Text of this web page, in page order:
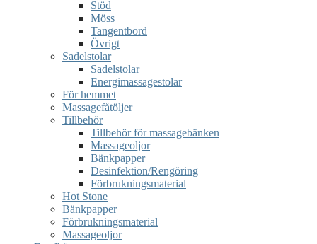
Stöd
Möss
Tangentbord
Övrigt
Sadelstolar
Sadelstolar
Energimassagestolar
För hemmet
Massagefåtöljer
Tillbehör
Tillbehör för massagebänken
Massageoljor
Bänkpapper
Desinfektion/Rengöring
Förbrukningsmaterial
Hot Stone
Bänkpapper
Förbrukningsmaterial
Massageoljor